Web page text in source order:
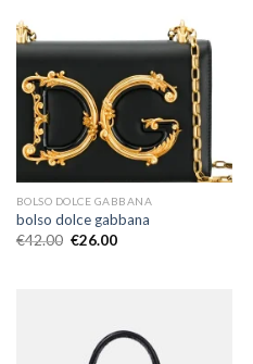
BOLSO DOLCE GABBANA
bolso dolce gabbana
€42.00 €26.00